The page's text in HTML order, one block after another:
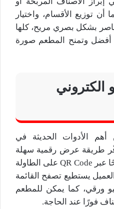
أن توزيع الأقسام، واختيار
بشكل بصري مريح، كلها
وتمنح المطعم صورة
الكتروني
أهم الأدوات الحديثة في
طريقة عرض رقمية سهلة
التحديث، وغالبًا ما يكون متاحًا عبر QR Code على الطاولة
يستطيع تصفح القائمة
ورقي، كما يمكن للمطعم
فورًا عند الحاجة.